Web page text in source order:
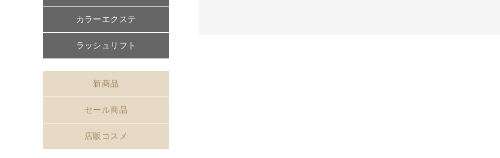
カラーエクステ
ラッシュリフト
新商品
セール商品
店販コスメ